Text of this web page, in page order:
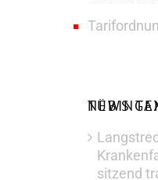
NEWS TAXI AKBULUT
sitzend